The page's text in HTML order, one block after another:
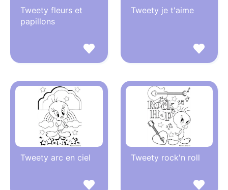
Tweety fleurs et
papillons
Tweety je t'aime
Tweety arc en ciel Tweety rock'n roll